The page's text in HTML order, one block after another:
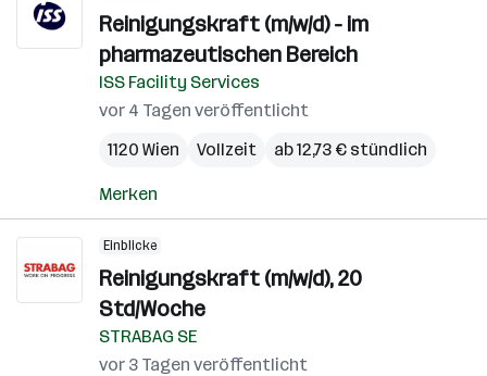
Reinigungskraft (m/w/d) - im
pharmazeutischen Bereich
ISS Facility Services
vor 4 Tagen veröffentlicht
1120 Wien
Vollzeit ab 12,73 € stündlich
Merken
Einblicke
Reinigungskraft (m/w/d), 20
Std/Woche
STRABAG SE
vor 3 Tagen veröffentlicht